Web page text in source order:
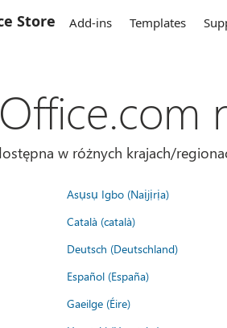
Store Add-ins Templates
w różnych krajach/
Asụsụ Igbo (Naịjịrịa)
Català (català)
Deutsch (Deutschland)
Español (España)
Gaeilge (Éire)